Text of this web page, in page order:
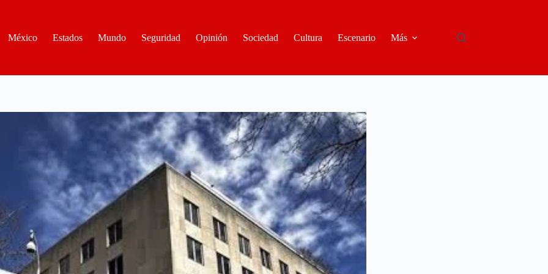
México
Estados Mundo Seguridad Opinión Sociedad Cultura Escenario Más